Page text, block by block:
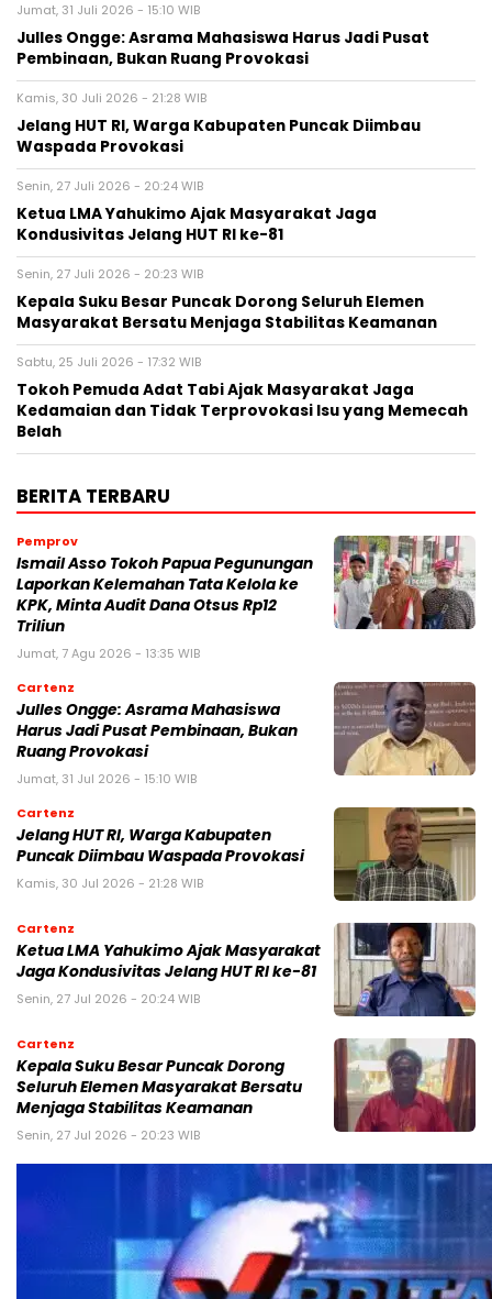
Jumat, 31 Juli 2026 - 15:10 WIB
Julles Ongge: Asrama Mahasiswa Harus Jadi Pusat
Pembinaan, Bukan Ruang Provokasi
Kamis, 30 Juli 2026 - 21:28 WIB
Jelang HUT RI, Warga Kabupaten Puncak Diimbau
Waspada Provokasi
Senin, 27 Juli 2026 - 20:24 WIB
Ketua LMA Yahukimo Ajak Masyarakat Jaga
Kondusivitas Jelang HUT RI ke-81
Senin, 27 Juli 2026 - 20:23 WIB
Kepala Suku Besar Puncak Dorong Seluruh Elemen
Masyarakat Bersatu Menjaga Stabilitas Keamanan
Sabtu, 25 Juli 2026 - 17:32 WIB
Tokoh Pemuda Adat Tabi Ajak Masyarakat Jaga
Kedamaian dan Tidak Terprovokasi Isu yang Memecah
Belah
BERITA TERBARU
Pemprov
Ismail Asso Tokoh Papua Pegunungan
Laporkan Kelemahan Tata Kelola ke
KPK, Minta Audit Dana Otsus Rp12
Triliun
Jumat, 7 Agu 2026 - 13:35 WIB
Cartenz
Julles Ongge: Asrama Mahasiswa
Harus Jadi Pusat Pembinaan, Bukan
Ruang Provokasi
Jumat, 31 Jul 2026 - 15:10 WIB
Cartenz
Jelang HUT RI, Warga Kabupaten
Puncak Diimbau Waspada Provokasi
Kamis, 30 Jul 2026 - 21:28 WIB
Cartenz
Ketua LMA Yahukimo Ajak Masyarakat
Jaga Kondusivitas Jelang HUT RI ke-81
Senin, 27 Jul 2026 - 20:24 WIB
Cartenz
Kepala Suku Besar Puncak Dorong
Seluruh Elemen Masyarakat Bersatu
Menjaga Stabilitas Keamanan
Senin, 27 Jul 2026 - 20:23 WIB